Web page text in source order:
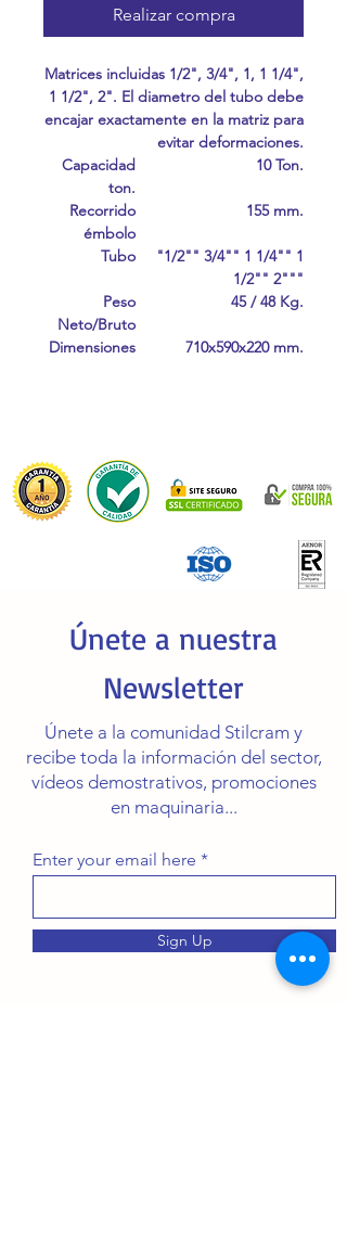
Realizar compra
Matrices incluidas 1/2", 3/4", 1, 1 1/4",
1 1/2", 2". El diametro del tubo debe
encajar exactamente en la matriz para
evitar deformaciones.
Capacidad
ton.
10 Ton.
Recorrido
émbolo
155 mm.
Tubo
"1/2"" 3/4"" 1 1/4"" 1
1/2"" 2"""
Peso
Neto/Bruto
45 / 48 Kg.
Dimensiones 710x590x220 mm.
Únete a nuestra
Newsletter
Únete a la comunidad Stilcram y
recibe toda la información del sector,
vídeos demostrativos, promociones
en maquinaria...
Enter your email here
Sign Up